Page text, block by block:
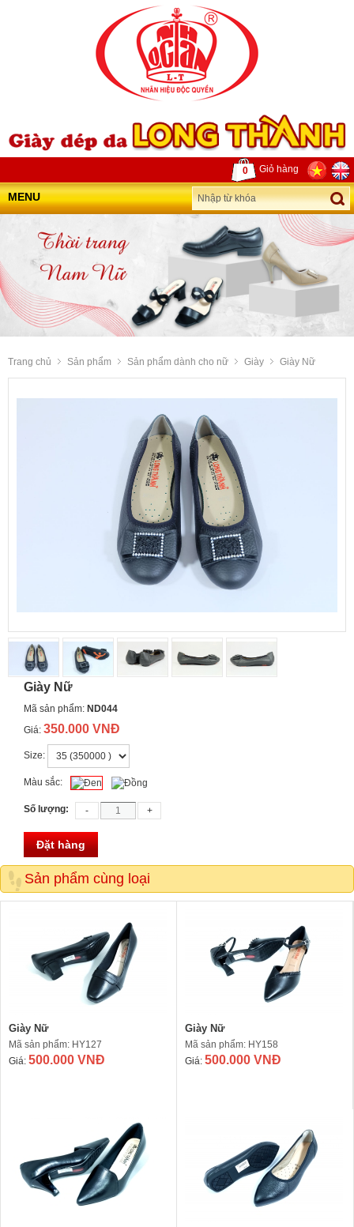
0 Giỏ hàng
MENU
Trang chủ Sản phẩm Sản phẩm dành cho nữ Giày Giày Nữ
Giày Nữ
Mã sản phẩm: ND044
Giá: 350.000 VNĐ
Size:
Màu sắc:
Số lượng:
Đặt hàng
Sản phẩm cùng loại
Giày Nữ
Mã sản phẩm: HY127
Giá: 500.000 VNĐ
Giày Nữ
Mã sản phẩm: HY158
Giá: 500.000 VNĐ